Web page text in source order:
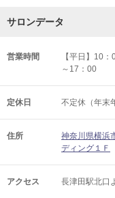
サロンデータ
営業時間
【平日】10
～17：00
定休日 不定休（年末
住所
神奈川県横浜
ディング１Ｆ
アクセス 長津田駅北口